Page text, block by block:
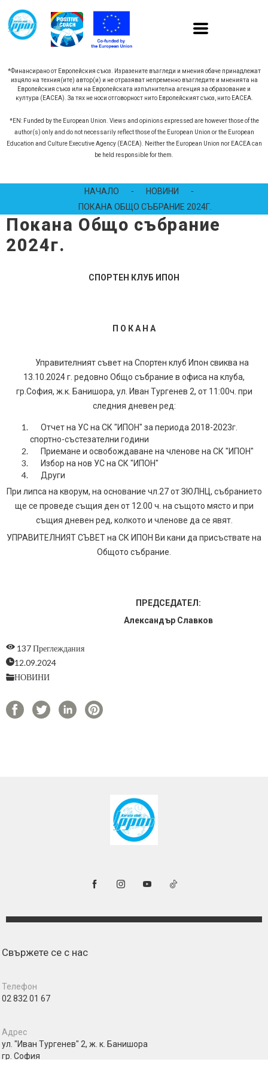
*Финансирано от Европейския съюз. Изразените възгледи и мнения обаче принадлежат
изцяло на техния(ите) автор(и) и не отразяват непременно възгледите и мненията на
Европейския съюз или на Европейската изпълнителна агенция за образование и
култура (EACEA). За тях не носи отговорност нито Европейският съюз, нито EACEA.
*EN: Funded by the European Union. Views and opinions expressed are however those of the
author(s) only and do not necessarily reflect those of the European Union or the European
Education and Culture Executive Agency (EACEA). Neither the European Union nor EACEA can
be held responsible for them.
НАЧАЛО - НОВИНИ -
ПОКАНА ОБЩО СЪБРАНИЕ 2024Г.
Покана Общо събрание
2024г.
СПОРТЕН КЛУБ ИПОН
П О К А Н А
Управителният съвет на Спортен клуб Ипон свиква на
13.10.2024 г. редовно Общо събрание в офиса на клуба,
гр.София, ж.к. Банишора, ул. Иван Тургенев 2, от 11:00ч. при
следния дневен ред:
Отчет на УС на СК "ИПОН" за периода 2018-2023г.
спортно-състезателни години
Приемане и освобождаване на членове на СК "ИПОН"
Избор на нов УС на СК "ИПОН"
Други
При липса на кворум, на основание чл.27 от ЗЮЛНЦ, събранието
ще се проведе същия ден от 12.00 ч. на същото място и при
същия дневен ред, колкото и членове да се явят.
УПРАВИТЕЛНИЯТ СЪВЕТ на СК ИПОН Ви кани да присъствате на
Общото събрание.
ПРЕДСЕДАТЕЛ:
Александър Славков
137 Преглеждания
12.09.2024
НОВИНИ
Свържете се с нас
Телефон
02 832 01 67
Адрес
ул. "Иван Тургенев" 2, ж. к. Банишора
гр. София